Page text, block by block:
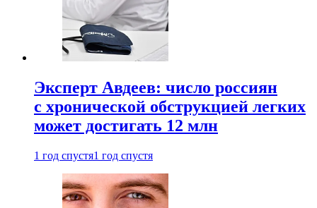
Эксперт Авдеев: число россиян
с хронической обструкцией легких
может достигать 12 млн
1 год спустя1 год спустя